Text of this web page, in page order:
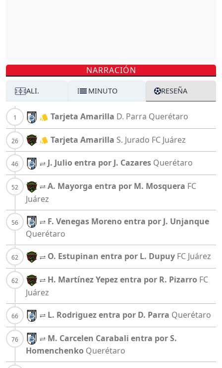
NARRACIÓN
ALI. MINUTO RESEÑA
Tarjeta Amarilla D. Parra Querétaro
Tarjeta Amarilla S. Jurado FC Juárez
J. Julio entra por J. Cazares Querétaro
A. Mayorga entra por M. Mosquera FC
Juárez
F. Venegas Moreno entra por J. Unjanque
Querétaro
O. Estupinan entra por L. Dupuy FC Juárez
H. Martínez Yepez entra por R. Pizarro FC
Juárez
L. Rodriguez entra por D. Parra Querétaro
M. Carcelen Carabali entra por S.
Homenchenko Querétaro